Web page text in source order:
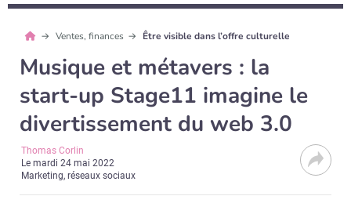
Ventes, finances Être visible dans l’offre culturelle
Musique et métavers : la
start-up Stage11 imagine le
divertissement du web 3.0
Thomas Corlin
Lemardi 24 mai 2022
Marketing, réseaux sociaux